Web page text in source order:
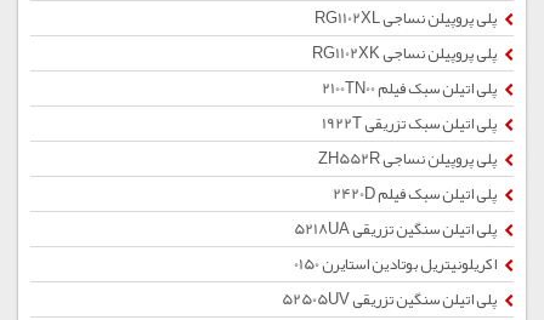
پلی پروپیلن نساجی RG1102XL
پلی پروپیلن نساجی RG1102XK
پلی اتیلن سبک فیلم 2100TN00
پلی اتیلن سبک تزریقی 1922T
پلی پروپیلن نساجی ZH552R
پلی اتیلن سبک فیلم 2420D
پلی اتیلن سنگین تزریقی 5218UA
اکریلونیتریل بوتادین استایرن 0150
پلی اتیلن سنگین تزریقی 52505UV